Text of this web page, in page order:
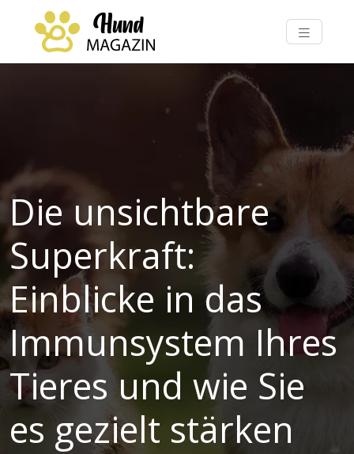
Die unsichtbare
Superkraft:
Einblicke in das
Immunsystem Ihres
Tieres und wie Sie
es gezielt stärken